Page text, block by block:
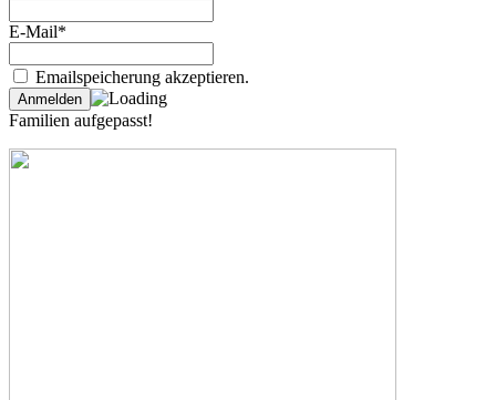
E-Mail*
Emailspeicherung akzeptieren.
Familien aufgepasst!